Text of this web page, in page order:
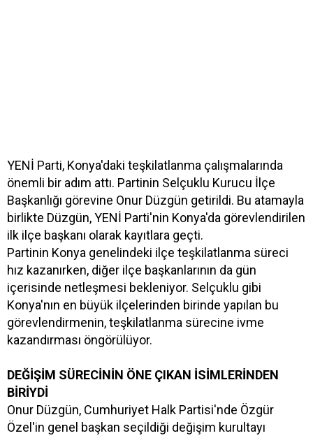
YENİ Parti, Konya'daki teşkilatlanma çalışmalarında
önemli bir adım attı. Partinin Selçuklu Kurucu İlçe
Başkanlığı görevine Onur Düzgün getirildi. Bu atamayla
birlikte Düzgün, YENİ Parti'nin Konya'da görevlendirilen
ilk ilçe başkanı olarak kayıtlara geçti.
Partinin Konya genelindeki ilçe teşkilatlanma süreci
hız kazanırken, diğer ilçe başkanlarının da gün
içerisinde netleşmesi bekleniyor. Selçuklu gibi
Konya'nın en büyük ilçelerinden birinde yapılan bu
görevlendirmenin, teşkilatlanma sürecine ivme
kazandırması öngörülüyor.
DEĞİŞİM SÜRECİNİN ÖNE ÇIKAN İSİMLERİNDEN
BİRİYDİ
Onur Düzgün, Cumhuriyet Halk Partisi'nde Özgür
Özel'in genel başkan seçildiği değişim kurultayı